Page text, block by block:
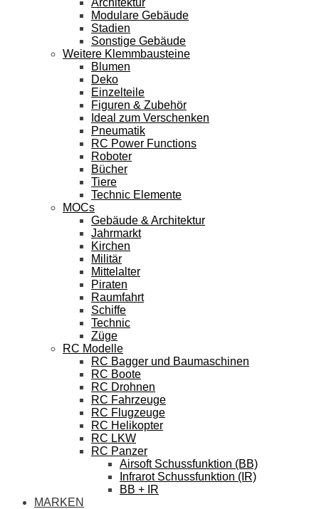
Architektur
Modulare Gebäude
Stadien
Sonstige Gebäude
Weitere Klemmbausteine
Blumen
Deko
Einzelteile
Figuren & Zubehör
Ideal zum Verschenken
Pneumatik
RC Power Functions
Roboter
Bücher
Tiere
Technic Elemente
MOCs
Gebäude & Architektur
Jahrmarkt
Kirchen
Militär
Mittelalter
Piraten
Raumfahrt
Schiffe
Technic
Züge
RC Modelle
RC Bagger und Baumaschinen
RC Boote
RC Drohnen
RC Fahrzeuge
RC Flugzeuge
RC Helikopter
RC LKW
RC Panzer
Airsoft Schussfunktion (BB)
Infrarot Schussfunktion (IR)
BB + IR
MARKEN